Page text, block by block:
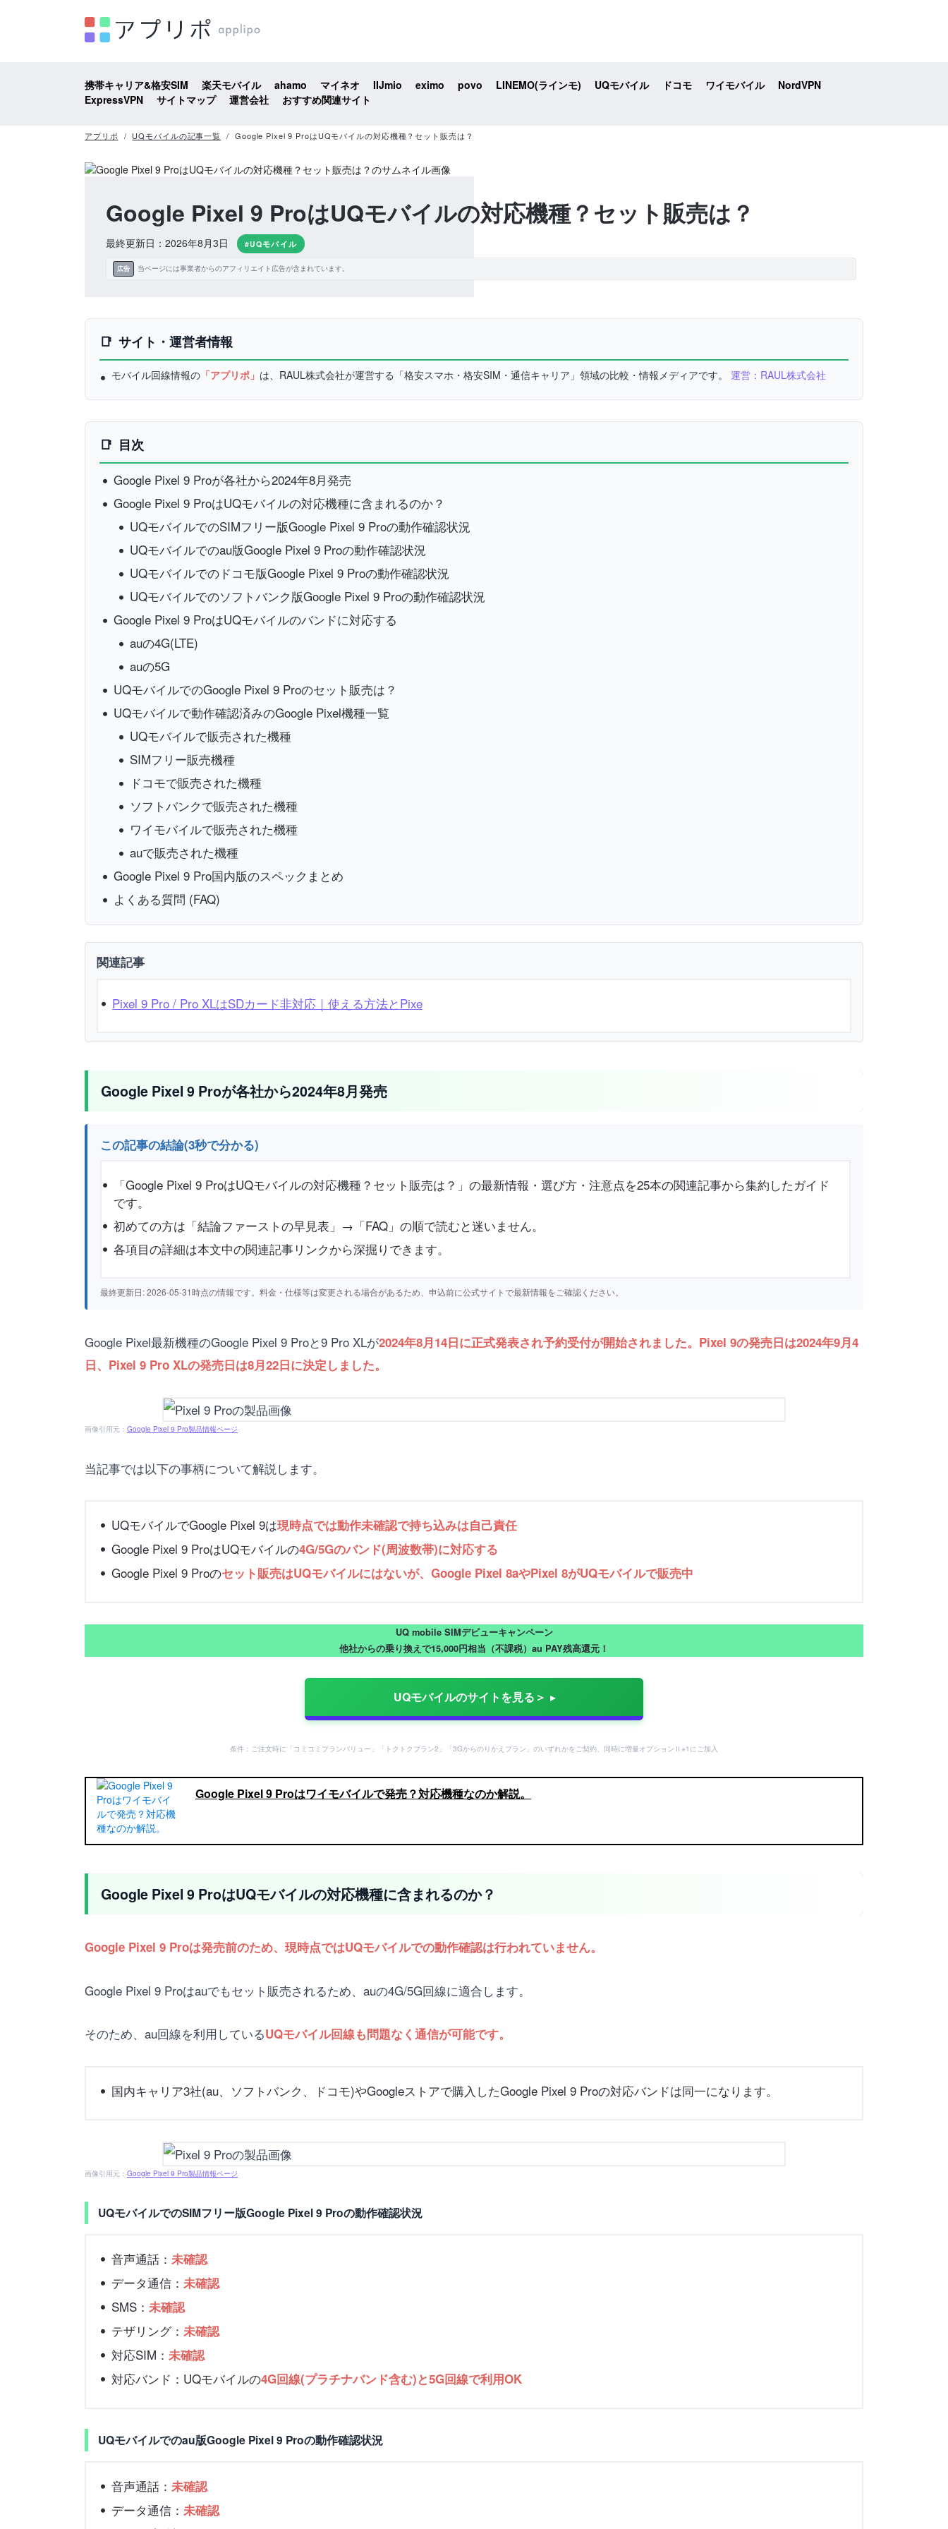
携帯キャリア&格安SIM 楽天モバイル ahamo マイネオ IIJmio eximo povo LINEMO(ラインモ) UQモバイル ドコモ ワイモバイル
NordVPN
ExpressVPN
サイトマップ 運営会社 おすすめ関連サイト
アプリポ UQモバイルの記事一覧 Google Pixel 9 ProはUQモバイルの対応機種？セット販売は？
Google Pixel 9 ProはUQモバイルの対応機種？セット販売は？
最終更新日：2026年8月3日 #UQモバイル
広告 当ページには事業者からのアフィリエイト広告が含まれています。
サイト・運営者情報
モバイル回線情報の 「アプリポ」 は、RAUL株式会社が運営する「格安スマホ・格安SIM・通信キャリア」領域の比較・情報メディアです。 運営：RAUL株式会社
目次
Google Pixel 9 Proが各社から2024年8月発売
Google Pixel 9 ProはUQモバイルの対応機種に含まれるのか？
UQモバイルでのSIMフリー版Google Pixel 9 Proの動作確認状況
UQモバイルでのau版Google Pixel 9 Proの動作確認状況
UQモバイルでのドコモ版Google Pixel 9 Proの動作確認状況
UQモバイルでのソフトバンク版Google Pixel 9 Proの動作確認状況
Google Pixel 9 ProはUQモバイルのバンドに対応する
auの4G(LTE)
auの5G
UQモバイルでのGoogle Pixel 9 Proのセット販売は？
UQモバイルで動作確認済みのGoogle Pixel機種一覧
UQモバイルで販売された機種
SIMフリー販売機種
ドコモで販売された機種
ソフトバンクで販売された機種
ワイモバイルで販売された機種
auで販売された機種
Google Pixel 9 Pro国内版のスペックまとめ
よくある質問 (FAQ)
関連記事
Pixel 9 Pro / Pro XLはSDカード非対応｜使える方法とPixe
Google Pixel 9 Proが各社から2024年8月発売
この記事の結論(3秒で分かる)
「Google Pixel 9 ProはUQモバイルの対応機種？セット販売は？」の最新情報・選び方・注意点を25本の関連記事から集約したガイド
です。
初めての方は「結論ファーストの早見表」→「FAQ」の順で読むと迷いません。
各項目の詳細は本文中の関連記事リンクから深掘りできます。
最終更新日: 2026-05-31時点の情報です。料金・仕様等は変更される場合があるため、申込前に公式サイトで最新情報をご確認ください。
Google Pixel最新機種のGoogle Pixel 9 Proと9 Pro XLが2024年8月14日に正式発表され予約受付が開始されました。Pixel 9の発売日は2024年9月4
日、Pixel 9 Pro XLの発売日は8月22日に決定しました。
画像引用元： Google Pixel 9 Pro製品情報ページ
当記事では以下の事柄について解説します。
UQモバイルでGoogle Pixel 9は現時点では動作未確認で持ち込みは自己責任
Google Pixel 9 ProはUQモバイルの4G/5Gのバンド(周波数帯)に対応する
Google Pixel 9 Proのセット販売はUQモバイルにはないが、Google Pixel 8aやPixel 8がUQモバイルで販売中
UQ mobile SIMデビューキャンペーン
他社からの乗り換えで15,000円相当（不課税）au PAY残高還元！
UQモバイルのサイトを見る＞
条件：ご注文時に「コミコミプランバリュー」「トクトクプラン2」「3Gからのりかえプラン」のいずれかをご契約、同時に増量オプションⅡ※1にご加入
Google Pixel 9 Proはワイモバイルで発売？対応機種なのか解説。
Google Pixel 9 ProはUQモバイルの対応機種に含まれるのか？
Google Pixel 9 Proは発売前のため、現時点ではUQモバイルでの動作確認は行われていません。
Google Pixel 9 Proはauでもセット販売されるため、auの4G/5G回線に適合します。
そのため、au回線を利用しているUQモバイル回線も問題なく通信が可能です。
国内キャリア3社(au、ソフトバンク、ドコモ)やGoogleストアで購入したGoogle Pixel 9 Proの対応バンドは同一になります。
画像引用元： Google Pixel 9 Pro製品情報ページ
UQモバイルでのSIMフリー版Google Pixel 9 Proの動作確認状況
音声通話： 未確認
データ通信： 未確認
SMS： 未確認
テザリング： 未確認
対応SIM： 未確認
対応バンド：UQモバイルの4G回線(プラチナバンド含む)と5G回線で利用OK
UQモバイルでのau版Google Pixel 9 Proの動作確認状況
音声通話： 未確認
データ通信： 未確認